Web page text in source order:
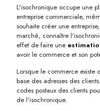
L'isochronique occupe une
entreprise commerciale,
souhaite créer une
marché, connaître
effet de faire une
avoir le commerce et son
Lorsque le commerce
base des adresses des
codes postaux des clients
de l'isochronique.